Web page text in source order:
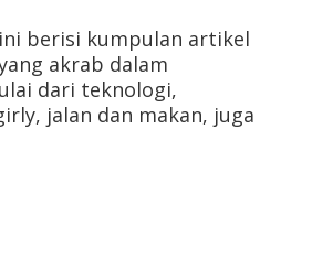
berisi kumpulan artikel
akrab dalam
dari teknologi,
jalan dan makan, juga